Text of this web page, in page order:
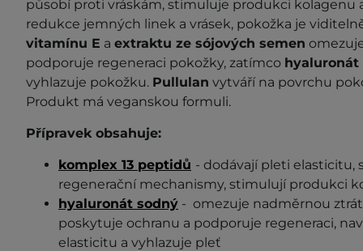
působí proti vráskám, stimuluje produkci kolagenu
redukce jemných linek a vrásek, pokožka je
vitamínu E a extraktu ze sójových semen
podporuje regeneraci pokožky, zatímco hyaluronát
vyhlazuje pokožku. Pullulan vytváří na povrchu
Produkt má veganskou formuli.
Přípravek obsahuje:
komplex 13 peptidů - dodávají pleti elasticitu,
regenerační mechanismy, stimulují produkci
hyaluronát sodný - omezuje nadměrnou
poskytuje ochranu a podporuje regeneraci,
elasticitu a vyhlazuje pleť